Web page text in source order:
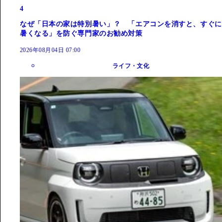
4
なぜ「日本の家は特別暑い」？ 「エアコンを消すと、すぐに
暑くなる」を防ぐ専門家のお勧め対策
2026年08月04日 07:00
ライフ・文化